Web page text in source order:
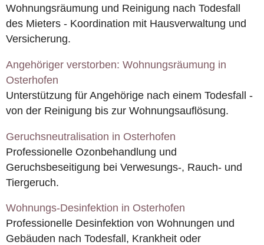
Wohnungsräumung und Reinigung nach Todesfall
des Mieters - Koordination mit Hausverwaltung und
Versicherung.
Angehöriger verstorben: Wohnungsräumung in
Osterhofen
Unterstützung für Angehörige nach einem Todesfall -
von der Reinigung bis zur Wohnungsauflösung.
Geruchsneutralisation in Osterhofen
Professionelle Ozonbehandlung und
Geruchsbeseitigung bei Verwesungs-, Rauch- und
Tiergeruch.
Wohnungs-Desinfektion in Osterhofen
Professionelle Desinfektion von Wohnungen und
Gebäuden nach Todesfall, Krankheit oder